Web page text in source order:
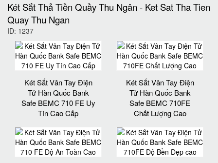
Két Sắt Thả Tiền Quầy Thu Ngân - Ket Sat Tha Tien
Quay Thu Ngan
ID: 1237
Két Sắt Vân Tay Điện
Tử Hàn Quốc Bank
Safe BEMC 710 FE Uy
Tín Cao Cấp
Két Sắt Vân Tay Điện
Tử Hàn Quốc Bank
Safe BEMC 710FE
Chất Lượng Cao